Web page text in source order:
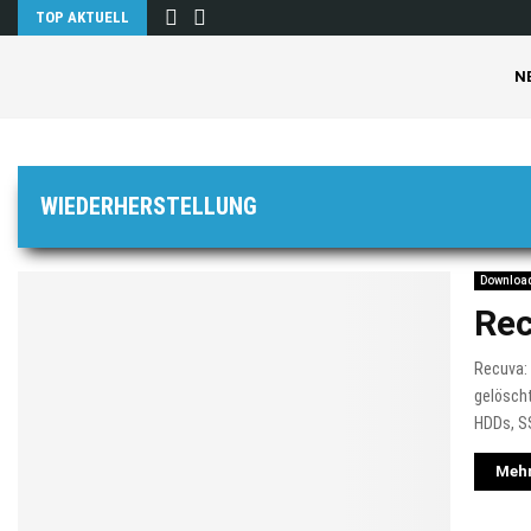
TOP AKTUELL
WIEDERHERSTELLUNG
HDDs,